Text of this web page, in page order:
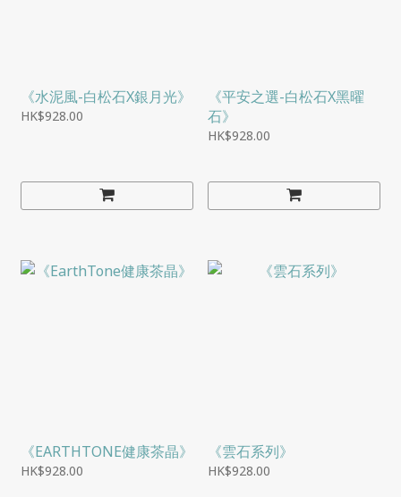
《水泥風-白松石X銀月光》
HK$928.00
《平安之選-白松石X黑曜
石》
HK$928.00
《EARTHTONE健康茶晶》
HK$928.00
《雲石系列》
HK$928.00